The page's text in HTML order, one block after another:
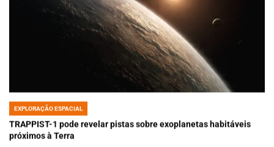
POSTED
IN
EXPLORAÇÃO ESPACIAL
TRAPPIST-1 pode revelar pistas sobre exoplanetas habitáveis
próximos à Terra